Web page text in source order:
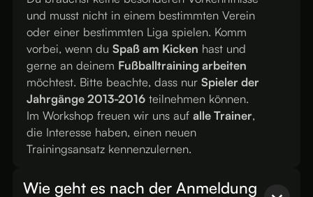
und musst nicht in einem bestimmten Verein
oder einer bestimmten Liga spielen. Komm
vorbei, wenn duSpaß am Kicken hast und
gerne an deinem Fußballtraining arbeiten
möchtest. Bitte beachte, dass nurSpieler der
Jahrgänge 2013-2016 teilnehmen können.
Im Workshop freuen wir uns aufalle Trainer,
die Interesse haben, einen neuen
Trainingsansatz kennenzulernen.
Wie geht es nach der Anmeldung